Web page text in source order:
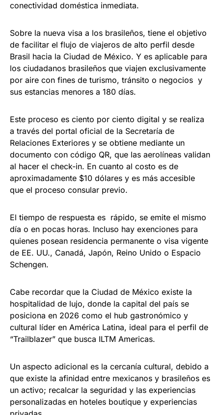
conectividad doméstica inmediata.
Sobre la nueva visa a los brasileños, tiene el objetivo
de facilitar el flujo de viajeros de alto perfil desde
Brasil hacia la Ciudad de México. Y es aplicable para
los ciudadanos brasileños que viajen exclusivamente
por aire con fines de turismo, tránsito o negocios y
sus estancias menores a 180 días.
Este proceso es ciento por ciento digital y se realiza
a través del portal oficial de la Secretaría de
Relaciones Exteriores y se obtiene mediante un
documento con código QR, que las aerolíneas validan
al hacer el check-in. En cuanto al costo es de
aproximadamente $10 dólares y es más accesible
que el proceso consular previo.
El tiempo de respuesta es rápido, se emite el mismo
día o en pocas horas. Incluso hay exenciones para
quienes posean residencia permanente o visa vigente
de EE. UU., Canadá, Japón, Reino Unido o Espacio
Schengen.
Cabe recordar que la Ciudad de México existe la
hospitalidad de lujo, donde la capital del país se
posiciona en 2026 como el hub gastronómico y
cultural líder en América Latina, ideal para el perfil de
“Trailblazer” que busca ILTM Americas.
Un aspecto adicional es la cercanía cultural, debido a
que existe la afinidad entre mexicanos y brasileños es
un activo; recalcar la seguridad y las experiencias
personalizadas en hoteles boutique y experiencias